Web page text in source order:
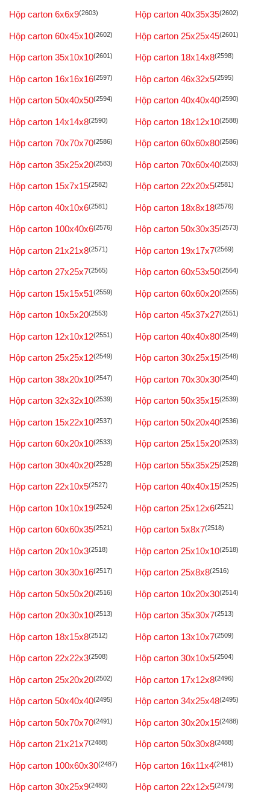
Hộp carton 6x6x9(2603) Hộp carton 40x35x35(2602)
Hộp carton 60x45x10(2602) Hộp carton 25x25x45(2601)
Hộp carton 35x10x10(2601) Hộp carton 18x14x8(2598)
Hộp carton 16x16x16(2597) Hộp carton 46x32x5(2595)
Hộp carton 50x40x50(2594) Hộp carton 40x40x40(2590)
Hộp carton 14x14x8(2590) Hộp carton 18x12x10(2588)
Hộp carton 70x70x70(2586) Hộp carton 60x60x80(2586)
Hộp carton 35x25x20(2583) Hộp carton 70x60x40(2583)
Hộp carton 15x7x15(2582) Hộp carton 22x20x5(2581)
Hộp carton 40x10x6(2581) Hộp carton 18x8x18(2576)
Hộp carton 100x40x6(2576) Hộp carton 50x30x35(2573)
Hộp carton 21x21x8(2571) Hộp carton 19x17x7(2569)
Hộp carton 27x25x7(2565) Hộp carton 60x53x50(2564)
Hộp carton 15x15x51(2559) Hộp carton 60x60x20(2555)
Hộp carton 10x5x20(2553) Hộp carton 45x37x27(2551)
Hộp carton 12x10x12(2551) Hộp carton 40x40x80(2549)
Hộp carton 25x25x12(2549) Hộp carton 30x25x15(2548)
Hộp carton 38x20x10(2547) Hộp carton 70x30x30(2540)
Hộp carton 32x32x10(2539) Hộp carton 50x35x15(2539)
Hộp carton 15x22x10(2537) Hộp carton 50x20x40(2536)
Hộp carton 60x20x10(2533) Hộp carton 25x15x20(2533)
Hộp carton 30x40x20(2528) Hộp carton 55x35x25(2528)
Hộp carton 22x10x5(2527) Hộp carton 40x40x15(2525)
Hộp carton 10x10x19(2524) Hộp carton 25x12x6(2521)
Hộp carton 60x60x35(2521) Hộp carton 5x8x7(2518)
Hộp carton 20x10x3(2518) Hộp carton 25x10x10(2518)
Hộp carton 30x30x16(2517) Hộp carton 25x8x8(2516)
Hộp carton 50x50x20(2516) Hộp carton 10x20x30(2514)
Hộp carton 20x30x10(2513) Hộp carton 35x30x7(2513)
Hộp carton 18x15x8(2512) Hộp carton 13x10x7(2509)
Hộp carton 22x22x3(2508) Hộp carton 30x10x5(2504)
Hộp carton 25x20x20(2502) Hộp carton 17x12x8(2496)
Hộp carton 50x40x40(2495) Hộp carton 34x25x48(2495)
Hộp carton 50x70x70(2491) Hộp carton 30x20x15(2488)
Hộp carton 21x21x7(2488) Hộp carton 50x30x8(2488)
Hộp carton 100x60x30(2487) Hộp carton 16x11x4(2481)
Hộp carton 30x25x9(2480) Hộp carton 22x12x5(2479)